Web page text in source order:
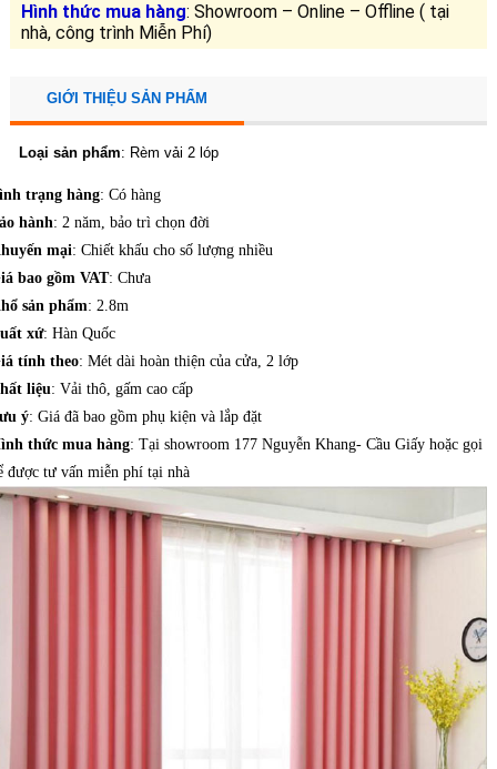
Hình thức mua hàng: Showroom – Online – Offline ( tại
nhà, công trình Miễn Phí)
GIỚI THIỆU SẢN PHẨM
Loại sản phẩm: Rèm vải 2 lóp
trạng hàng: Có hàng
hành: 2 năm, bảo trì chọn đời
mại: Chiết khấu cho số lượng nhiều
bao gồm VAT: Chưa
sản phẩm: 2.8m
xứ: Hàn Quốc
tính theo: Mét dài hoàn thiện của cửa, 2 lớp
liệu: Vải thô, gấm cao cấp
ý: Giá đã bao gồm phụ kiện và lắp đặt
thức mua hàng: Tại showroom 177 Nguyễn Khang- Cầu Giấy hoặc gọi
được tư vấn miễn phí tại nhà